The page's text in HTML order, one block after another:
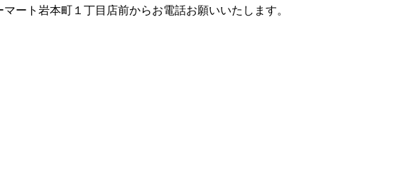
ート岩本町１丁目店前からお電話お願いいたします。